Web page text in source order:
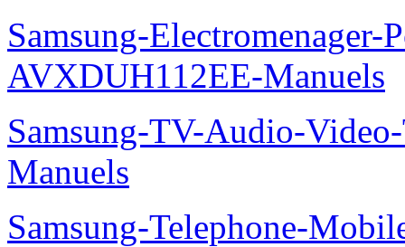
Samsung-
AVXDUH112EE-Manuels
Samsung-TV-Audio-
Manuels
Samsung-Telephone-